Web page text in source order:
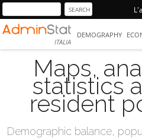
ITALIA
DEMOGRAPHY
Maps,
statistics
resident
Demographic balance,